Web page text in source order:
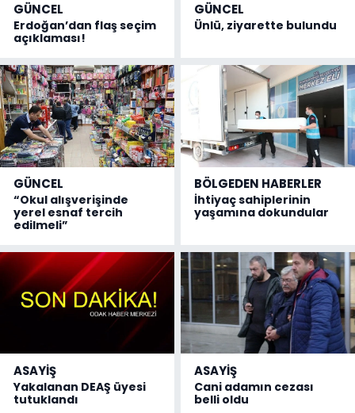
GÜNCEL
Erdoğan’dan flaş seçim
açıklaması!
GÜNCEL
Ünlü, ziyarette bulundu
GÜNCEL
“Okul alışverişinde
yerel esnaf tercih
edilmeli”
BÖLGEDEN HABERLER
İhtiyaç sahiplerinin
yaşamına dokundular
ASAYİŞ
Yakalanan DEAŞ üyesi
tutuklandı
ASAYİŞ
Cani adamın cezası
belli oldu